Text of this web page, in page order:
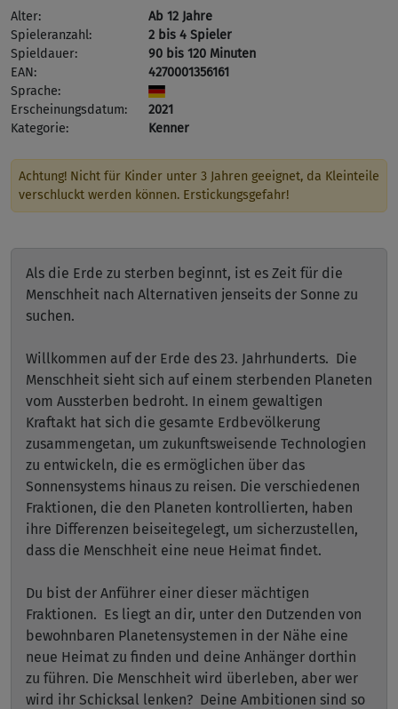
Alter:
Ab 12 Jahre
Spieleranzahl:
2 bis 4 Spieler
Spieldauer:
90 bis 120 Minuten
EAN:
4270001356161
Sprache:
Erscheinungsdatum:
2021
Kategorie:
Kenner
Achtung! Nicht für Kinder unter 3 Jahren geeignet, da Kleinteile
verschluckt werden können. Erstickungsgefahr!
Als die Erde zu sterben beginnt, ist es Zeit für die
Menschheit nach Alternativen jenseits der Sonne zu
suchen.
Willkommen auf der Erde des 23. Jahrhunderts. Die
Menschheit sieht sich auf einem sterbenden Planeten
vom Aussterben bedroht. In einem gewaltigen
Kraftakt hat sich die gesamte Erdbevölkerung
zusammengetan, um zukunftsweisende Technologien
zu entwickeln, die es ermöglichen über das
Sonnensystems hinaus zu reisen. Die verschiedenen
Fraktionen, die den Planeten kontrollierten, haben
ihre Differenzen beiseitegelegt, um sicherzustellen,
dass die Menschheit eine neue Heimat findet.
Du bist der Anführer einer dieser mächtigen
Fraktionen. Es liegt an dir, unter den Dutzenden von
bewohnbaren Planetensystemen in der Nähe eine
neue Heimat zu finden und deine Anhänger dorthin
zu führen. Die Menschheit wird überleben, aber wer
wird ihr Schicksal lenken? Deine Ambitionen sind so